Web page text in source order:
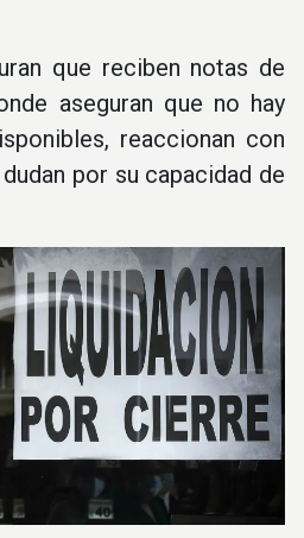
que reciben notas de
aseguran que no hay
reaccionan con
por su capacidad de